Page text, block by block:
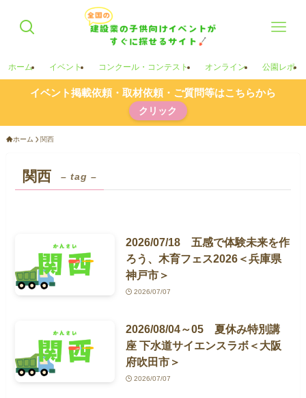
ホーム イベント コンクール・コンテスト オンライン 公園レポ
イベント掲載依頼・取材依頼・ご質問等はこちらから
クリック
ホーム 関西
関西 – tag –
2026/07/18 五感で体験未来を作
ろう、木育フェス2026＜兵庫県
神戸市＞
2026/07/07
2026/08/04～05 夏休み特別講
座 下水道サイエンスラボ＜大阪
府吹田市＞
2026/07/07